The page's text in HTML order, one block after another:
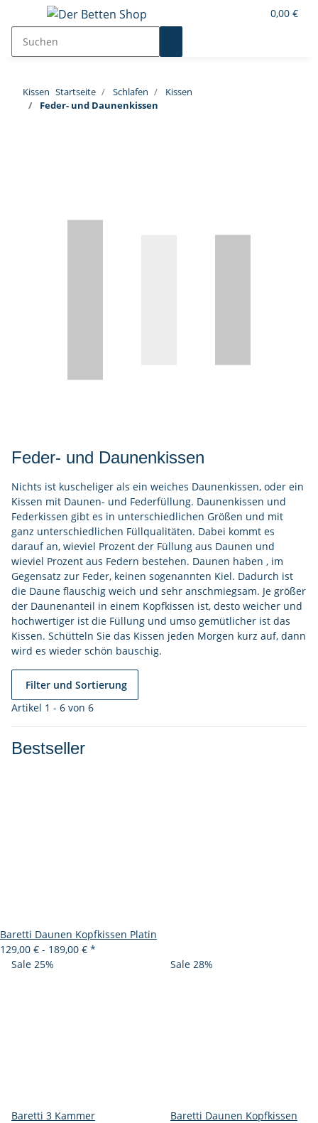
0,00 €
Kissen Startseite Schlafen
Kissen
Feder- und Daunenkissen
Feder- und Daunenkissen
Nichts ist kuscheliger als ein weiches Daunenkissen, oder ein
Kissen mit Daunen- und Federfüllung. Daunenkissen und
Federkissen gibt es in unterschiedlichen Größen und mit
ganz unterschiedlichen Füllqualitäten. Dabei kommt es
darauf an, wieviel Prozent der Füllung aus Daunen und
wieviel Prozent aus Federn bestehen. Daunen haben , im
Gegensatz zur Feder, keinen sogenannten Kiel. Dadurch ist
die Daune flauschig weich und sehr anschmiegsam. Je größer
der Daunenanteil in einem Kopfkissen ist, desto weicher und
hochwertiger ist die Füllung und umso gemütlicher ist das
Kissen. Schütteln Sie das Kissen jeden Morgen kurz auf, dann
wird es wieder schön bauschig.
Filter und Sortierung
Artikel 1 - 6 von 6
Bestseller
Baretti Daunen Kopfkissen Platin
129,00 € - 189,00 € *
Sale 25%
Baretti 3 Kammer
Sale 28%
Baretti Daunen Kopfkissen